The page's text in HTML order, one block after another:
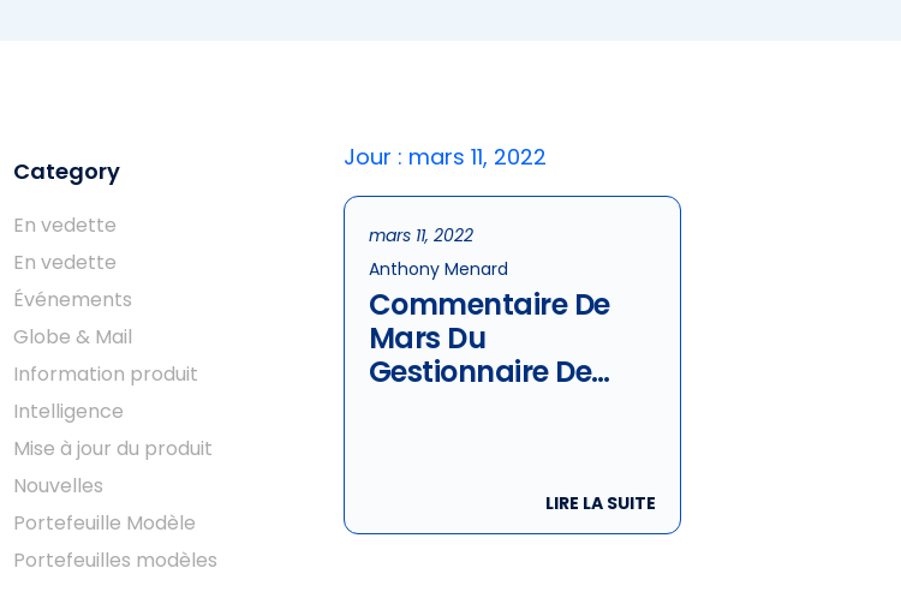
Category
En vedette
En vedette
Événements
Globe & Mail
Information produit
Intelligence
Mise à jour du produit
Nouvelles
Portefeuille Modèle
Portefeuilles modèles
Jour : mars 11, 2022
mars 11, 2022
Anthony Menard
Commentaire De
Mars Du
Gestionnaire De
LIRE LA SUITE